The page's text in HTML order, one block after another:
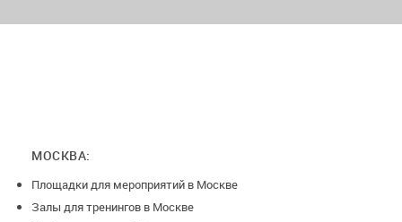
МОСКВА:
Площадки для мероприятий в Москве
Залы для тренингов в Москве